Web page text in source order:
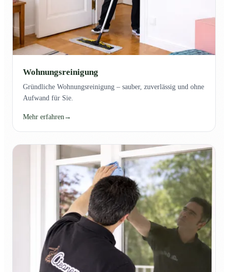
Wohnungsreinigung
Gründliche Wohnungsreinigung – sauber, zuverlässig und ohne
Aufwand für Sie.
Mehr erfahren →